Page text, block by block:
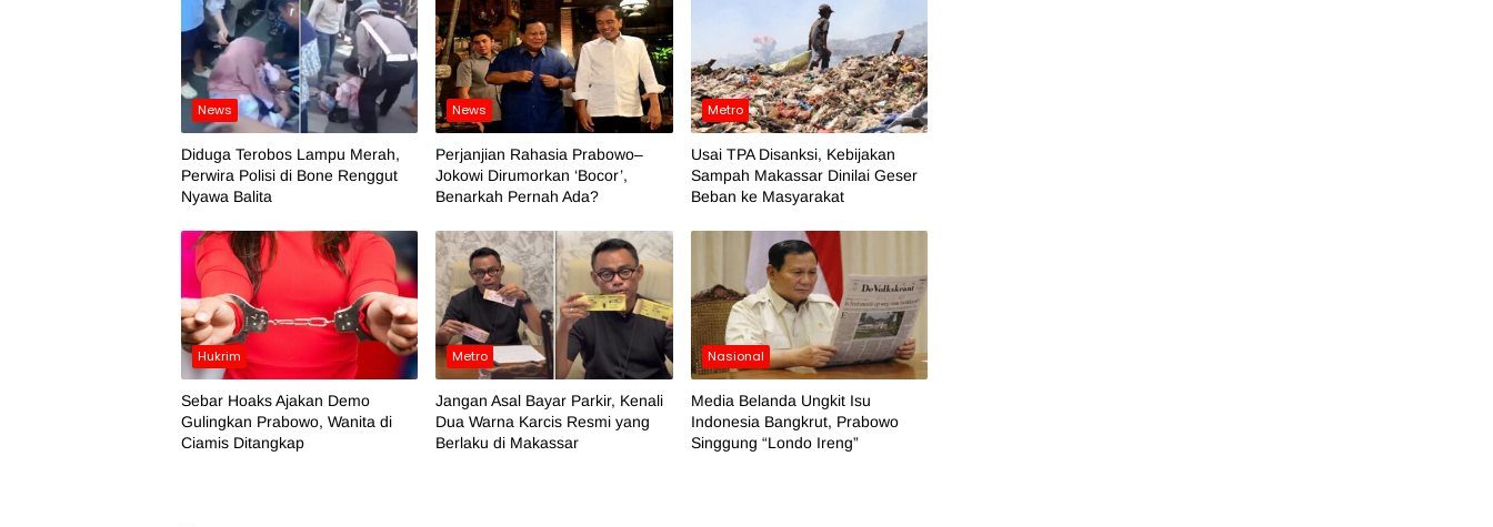
News
Diduga Terobos Lampu Merah,
Perwira Polisi di Bone Renggut
Nyawa Balita
News
Perjanjian Rahasia Prabowo–
Jokowi Dirumorkan ‘Bocor’,
Benarkah Pernah Ada?
Metro
Usai TPA Disanksi, Kebijakan
Sampah Makassar Dinilai Geser
Beban ke Masyarakat
Hukrim
Sebar Hoaks Ajakan Demo
Gulingkan Prabowo, Wanita di
Ciamis Ditangkap
Metro
Jangan Asal Bayar Parkir, Kenali
Dua Warna Karcis Resmi yang
Berlaku di Makassar
Nasional
Media Belanda Ungkit Isu
Indonesia Bangkrut, Prabowo
Singgung “Londo Ireng”